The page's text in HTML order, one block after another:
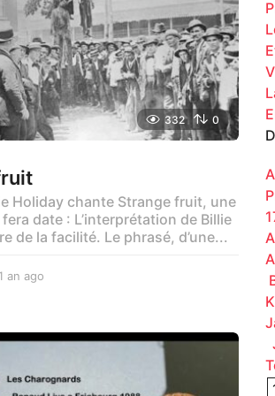
332 0
Holiday chante Strange fruit, une
date : L’interprétation de Billie
de la facilité. Le phrasé, d’une...
1 an ago
g